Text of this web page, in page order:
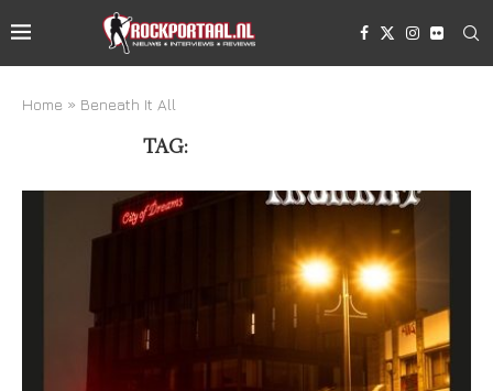
Home » Beneath It All
TAG: